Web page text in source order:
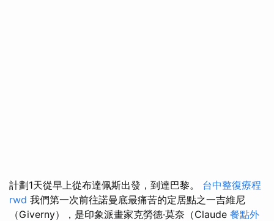
計劃1天從早上從布達佩斯出發，到達巴黎。 台中整復療程
rwd 我們第一次前往諾曼底最痛苦的定居點之一吉維尼
（Giverny），是印象派畫家克勞德·莫奈（Claude 餐點外